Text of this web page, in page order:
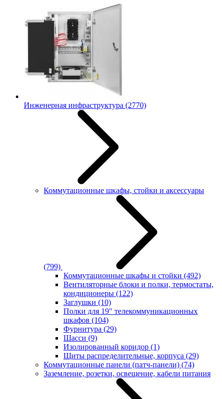
Инженерная инфраструктура (2770)
Коммутационные шкафы, стойки и аксессуары
(799)
Коммутационные шкафы и стойки (492)
Вентиляторные блоки и полки, термостаты,
кондиционеры (122)
Заглушки (10)
Полки для 19" телекоммуникационных
шкафов (104)
Фурнитура (29)
Шасси (9)
Изолированный коридор (1)
Щиты распределительные, корпуса (29)
Коммутационные панели (патч-панели) (74)
Заземление, розетки, освещение, кабели питания